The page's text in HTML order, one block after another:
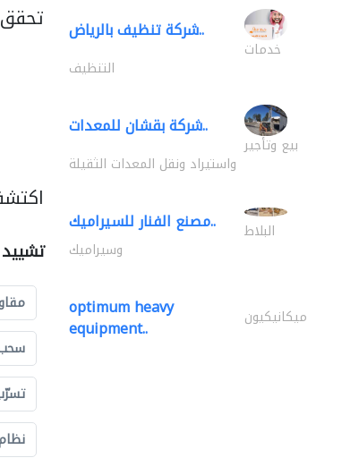
سحب
شركة تنظيف بالرياض..
خدمات
التنظيف
شركة بقشان للمعدات..
بيع وتأجير
واستيراد ونقل المعدات الثقيلة
مصنع الفنار للسيراميك.. البلاط
وسيراميك
optimum heavy
equipment.. ميكانيكيون